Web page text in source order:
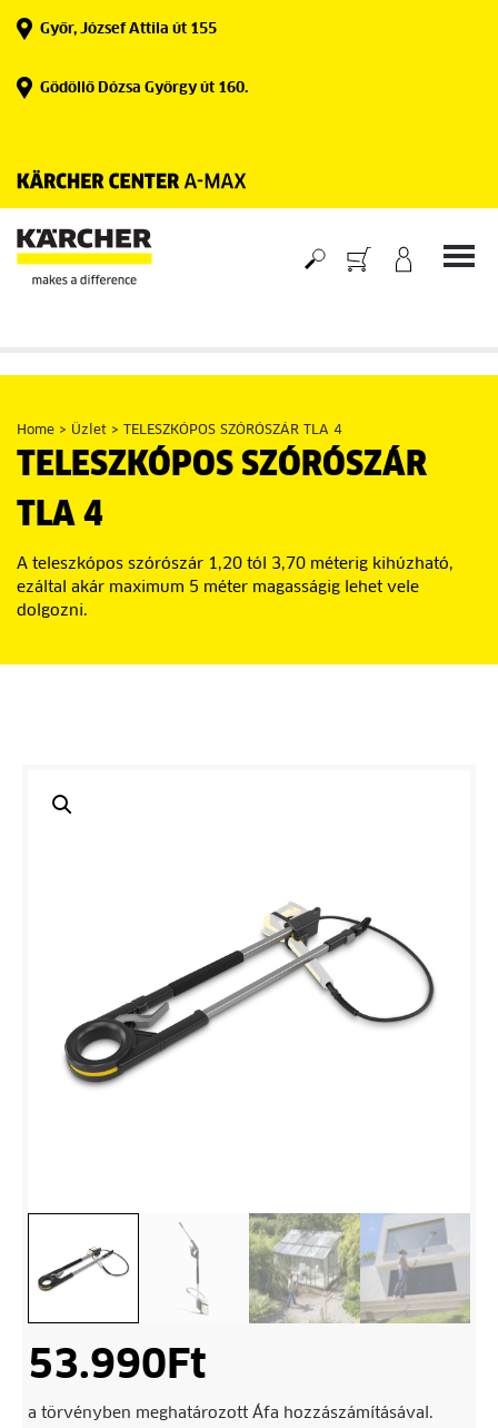
Győr, József Attila út 155
Gödöllő Dózsa György út 160.
Home > Üzlet > TELESZKÓPOS SZÓRÓSZÁR TLA 4
TELESZKÓPOS SZÓRÓSZÁR
TLA 4
A teleszkópos szórószár 1,20 tól 3,70 méterig kihúzható,
ezáltal akár maximum 5 méter magasságig lehet vele
dolgozni.
53.990 Ft
a törvényben meghatározott Áfa hozzászámításával.